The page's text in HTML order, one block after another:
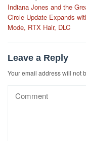
navigation
Indiana Jones and the
Circle Update Expands
Mode, RTX Hair, DLC
Leave a Reply
Your email address will not